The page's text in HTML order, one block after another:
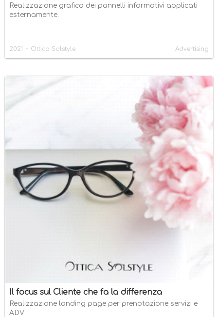
Realizzazione grafica dei pannelli informativi applicati
esternamente.
2021 - Ottica Solstyle Advertising
Il focus sul Cliente che fa la differenza
Realizzazione landing page per prenotazione servizi e
ADV